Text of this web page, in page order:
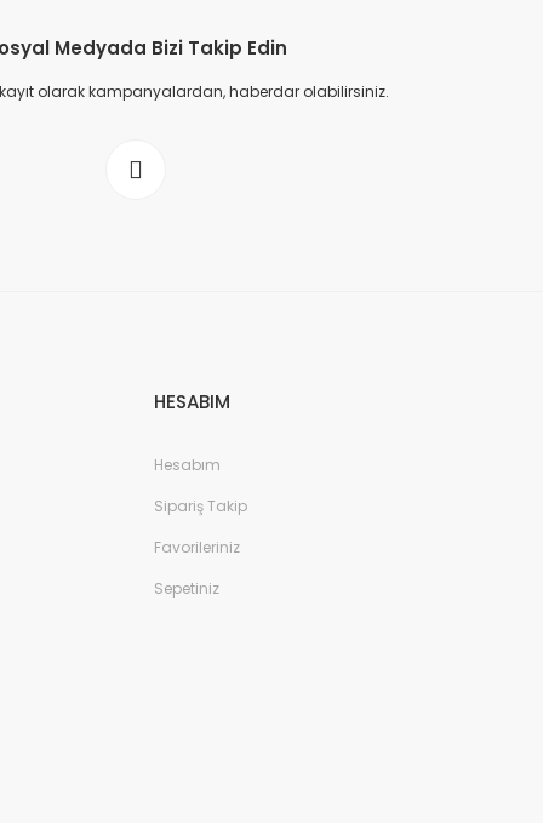
Medyada Bizi Takip Edin
olarak kampanyalardan, haberdar olabilirsiniz.
HESABIM
Hesabım
Sipariş Takip
Favorileriniz
Sepetiniz